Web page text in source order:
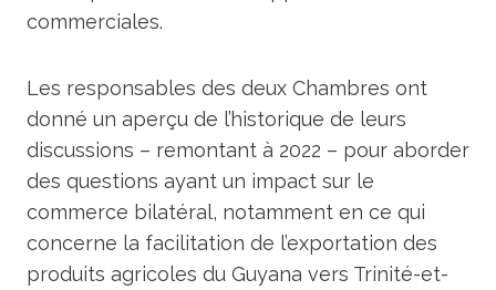
commerciales.
Les responsables des deux Chambres ont
donné un aperçu de l’historique de leurs
discussions – remontant à 2022 – pour aborder
des questions ayant un impact sur le
commerce bilatéral, notamment en ce qui
concerne la facilitation de l’exportation des
produits agricoles du Guyana vers Trinité-et-